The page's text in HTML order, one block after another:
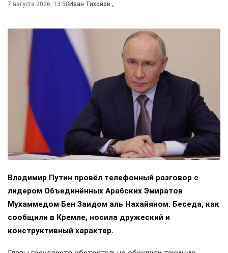
7 августа 2026, 13:58 Иван Тихонов ,
Владимир Путин провёл телефонный разговор с
лидером Объединённых Арабских Эмиратов
Мухаммедом Бен Заидом аль Нахайяном. Беседа, как
сообщили в Кремле, носила дружеский и
конструктивный характер.